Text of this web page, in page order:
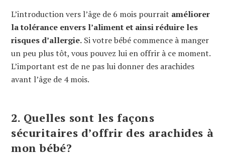
L’introduction vers l’âge de 6 mois pourrait améliorer
la tolérance envers l’aliment et ainsi réduire les
risques d’allergie. Si votre bébé commence à manger
un peu plus tôt, vous pouvez lui en offrir à ce moment.
L’important est de ne pas lui donner des arachides
avant l’âge de 4 mois.
2. Quelles sont les façons
sécuritaires d’offrir des arachides à
mon bébé?